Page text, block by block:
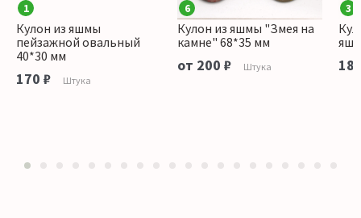
1
Кулон из яшмы
пейзажной овальный
40*30 мм
170 ₽ Штука
6
Кулон из яшмы "Змея на
камне" 68*35 мм
от 200 ₽ Штука
3